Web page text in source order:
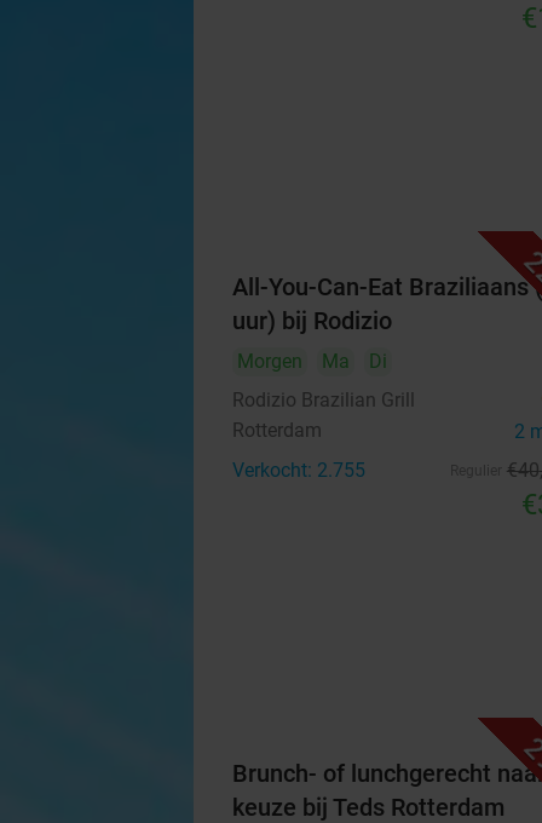
All-You-Can-Eat Braziliaans
uur) bij Rodizio
Morgen Ma
Di
Rodizio Brazilian Grill
Rotterdam 2
Verkocht: 2.755 €40
Brunch- of lunchgerecht
keuze bij Teds Rotterdam